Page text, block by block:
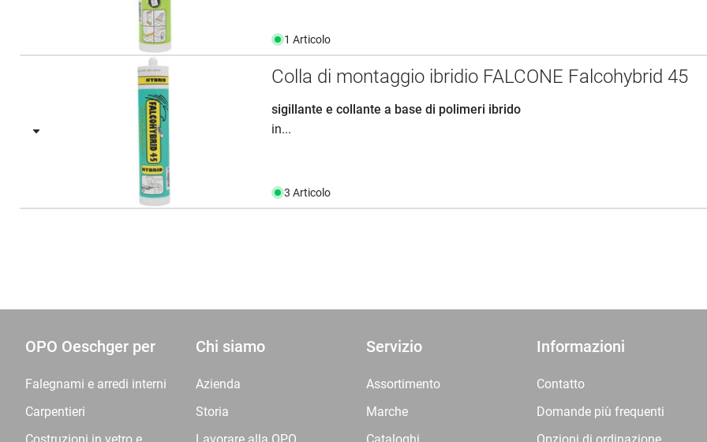
1 Articolo
Colla di montaggio ibridio FALCONE Falcohybrid 45
sigillante e collante a base di polimeri ibrido
in...
3 Articolo
OPO Oeschger per
Falegnami e arredi interni
Carpentieri
Chi siamo
Azienda
Storia
Servizio
Assortimento
Marche
Informazioni
Contatto
Domande più frequenti